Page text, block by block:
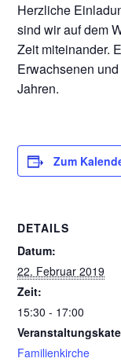
Herzliche
sind wir auf dem
Zeit miteinander.
Erwachsenen
Jahren.
Zum
DETAILS
Datum:
22. Februar 2019
Zeit:
15:30 - 17:00
Familienkirche